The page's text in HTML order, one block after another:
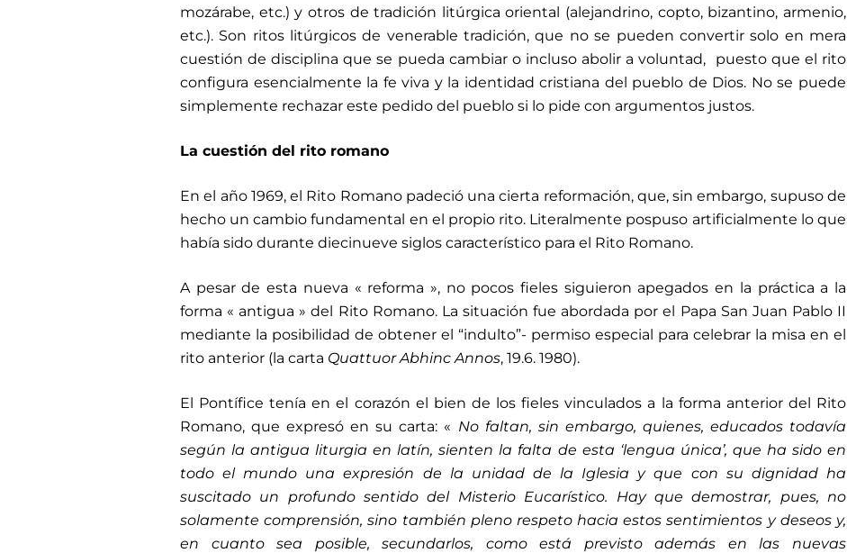
mozárabe, etc.) y otros de tradición litúrgica oriental (alejandrino, copto, bizantino, armenio,
etc.). Son ritos litúrgicos de venerable tradición, que no se pueden convertir solo en mera
cuestión de disciplina que se pueda cambiar o incluso abolir a voluntad, puesto que el rito
configura esencialmente la fe viva y la identidad cristiana del pueblo de Dios. No se puede
simplemente rechazar este pedido del pueblo si lo pide con argumentos justos.
La cuestión del rito romano
En el año 1969, el Rito Romano padeció una cierta reformación, que, sin embargo, supuso de
hecho un cambio fundamental en el propio rito. Literalmente pospuso artificialmente lo que
había sido durante diecinueve siglos característico para el Rito Romano.
A pesar de esta nueva « reforma », no pocos fieles siguieron apegados en la práctica a la
forma « antigua » del Rito Romano. La situación fue abordada por el Papa San Juan Pablo II
mediante la posibilidad de obtener el “indulto”- permiso especial para celebrar la misa en el
rito anterior (la carta Quattuor Abhinc Annos, 19.6. 1980).
El Pontífice tenía en el corazón el bien de los fieles vinculados a la forma anterior del Rito
Romano, que expresó en su carta: « No faltan, sin embargo, quienes, educados todavía
según la antigua liturgia en latín, sienten la falta de esta ‘lengua única’, que ha sido en
todo el mundo una expresión de la unidad de la Iglesia y que con su dignidad ha
suscitado un profundo sentido del Misterio Eucarístico. Hay que demostrar, pues, no
solamente comprensión, sino también pleno respeto hacia estos sentimientos y deseos y,
en cuanto sea posible, secundarlos, como está previsto además en las nuevas